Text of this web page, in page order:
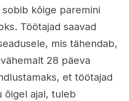
kõige paremini
Töötajad saavad
mis tähendab,
28 päeva
et töötajad
õigel ajal, tuleb